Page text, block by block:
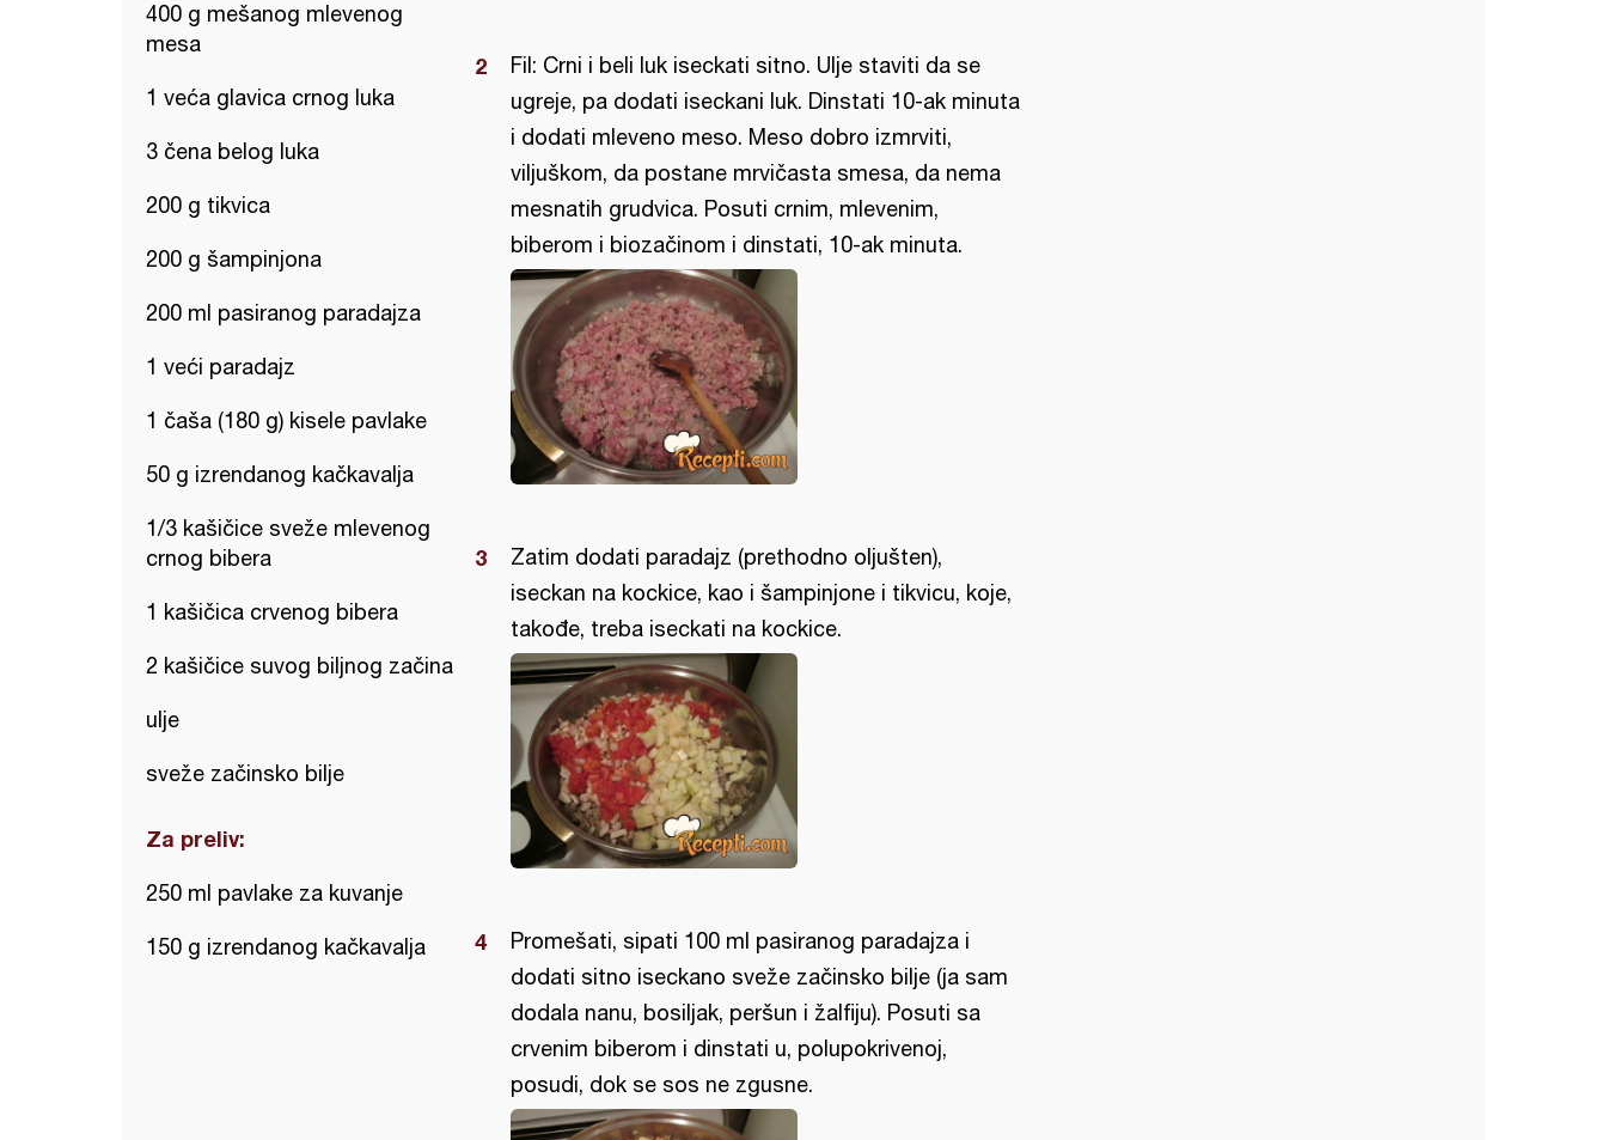
400 g mešanog mlevenog
mesa
1 veća glavica crnog luka
3 čena belog luka
200 g tikvica
200 g šampinjona
200 ml pasiranog paradajza
1 veći paradajz
1 čaša (180 g) kisele pavlake
50 g izrendanog kačkavalja
1/3 kašičice sveže mlevenog
crnog bibera
1 kašičica crvenog bibera
2 kašičice suvog biljnog začina
ulje
sveže začinsko bilje
Za preliv:
250 ml pavlake za kuvanje
150 g izrendanog kačkavalja
Fil: Crni i beli luk iseckati sitno. Ulje staviti da se
ugreje, pa dodati iseckani luk. Dinstati 10-ak minuta
i dodati mleveno meso. Meso dobro izmrviti,
viljuškom, da postane mrvičasta smesa, da nema
mesnatih grudvica. Posuti crnim, mlevenim,
biberom i biozačinom i dinstati, 10-ak minuta.
Zatim dodati paradajz (prethodno oljušten),
iseckan na kockice, kao i šampinjone i tikvicu, koje,
takođe, treba iseckati na kockice.
Promešati, sipati 100 ml pasiranog paradajza i
dodati sitno iseckano sveže začinsko bilje (ja sam
dodala nanu, bosiljak, peršun i žalfiju). Posuti sa
crvenim biberom i dinstati u, polupokrivenoj,
posudi, dok se sos ne zgusne.